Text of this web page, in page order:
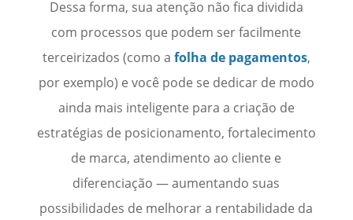
Dessa forma, sua atenção não fica dividida
com processos que podem ser facilmente
terceirizados (como a folha de pagamentos,
por exemplo) e você pode se dedicar de modo
ainda mais inteligente para a criação de
estratégias de posicionamento, fortalecimento
de marca, atendimento ao cliente e
diferenciação — aumentando suas
possibilidades de melhorar a rentabilidade da